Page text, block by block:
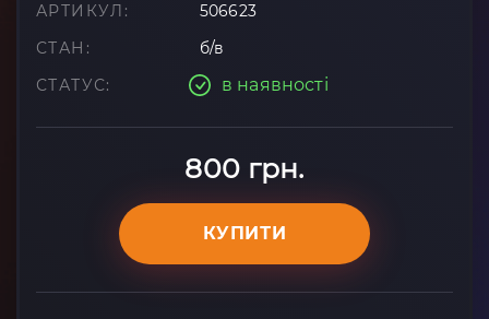
АРТИКУЛ:
506623
СТАН:
б/в
СТАТУС:
в наявності
800 грн.
КУПИТИ